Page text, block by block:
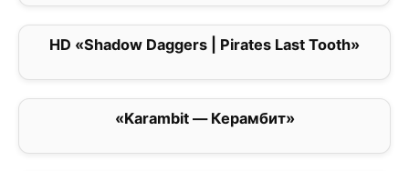
HD «Shadow Daggers | Pirates Last Tooth»
«Karambit — Керамбит»